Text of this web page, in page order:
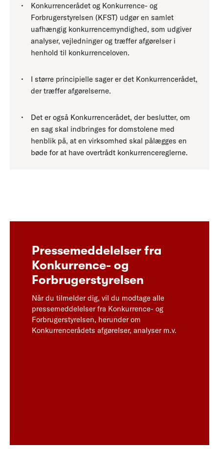
Konkurrencerådet og Konkurrence- og
Forbrugerstyrelsen (KFST) udgør en samlet
uafhængig konkurrencemyndighed, som udgiver
analyser, vejledninger og træffer afgørelser i
henhold til konkurrenceloven.
I større principielle sager er det Konkurrencerådet,
der træffer afgørelserne.
Det er også Konkurrencerådet, der beslutter, om
en sag skal indbringes for domstolene med
henblik på, at en virksomhed skal pålægges en
bøde for at have overtrådt konkurrencereglerne.
Pressemeddelelser fra
Konkurrence- og
Forbrugerstyrelsen
Når du tilmelder dig, vil du modtage alle
pressemeddelelser fra Konkurrence- og
Forbrugerstyrelsen, herunder om
Konkurrencerådets afgørelser, analyser m.v.